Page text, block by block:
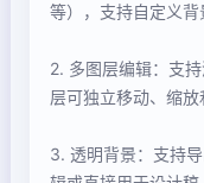
等），支持自定义背
2. 多图层编辑：支
层可独立移动、缩放
3. 透明背景：支持